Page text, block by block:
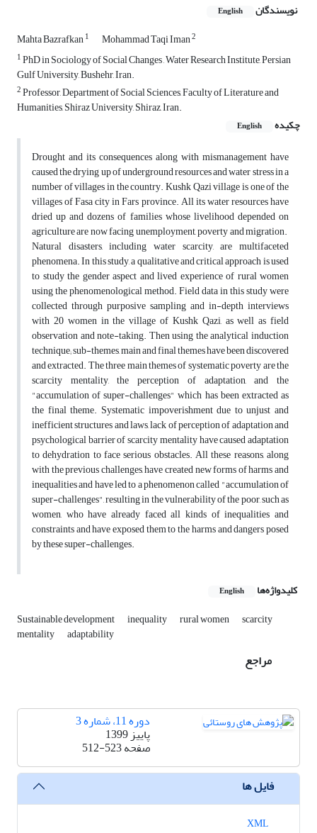
نویسندگان English
Mahta Bazrafkan1 Mohammad Taqi Iman2
1PhD in Sociology of Social Changes , Water Research Institute, Persian
Gulf University, Bushehr, Iran.
2Professor, Department of Social Sciences, Faculty of Literature and
Humanities, Shiraz University, Shiraz, Iran.
چکیده
English
Drought and its consequences along with mismanagement have
caused the drying up of underground resources and water stress in a
number of villages in the country. Kushk Qazi village is one of the
villages of Fasa city in Fars province. All its water resources have
dried up and dozens of families whose livelihood depended on
agriculture are now facing unemployment, poverty and migration.
Natural disasters, including water scarcity, are multifaceted
phenomena. In this study, a qualitative and critical approach is used
to study the gender aspect and lived experience of rural women
using the phenomenological method. Field data in this study were
collected through purposive sampling and in-depth interviews
with 20 women in the village of Kushk Qazi, as well as field
observation and note-taking. Then using the analytical induction
technique; sub-themes, main and final themes have been discovered
and extracted. The three main themes of systematic poverty are the
scarcity mentality, the perception of adaptation, and the
"accumulation of super-challenges" which has been extracted as
the final theme. Systematic impoverishment due to unjust and
inefficient structures and laws, lack of perception of adaptation and
psychological barrier of scarcity mentality have caused adaptation
to dehydration to face serious obstacles. All these reasons, along
with the previous challenges, have created new forms of harms and
inequalities and have led to a phenomenon called "accumulation of
super-challenges", resulting in the vulnerability of the poor, such as
women, who have already faced all kinds of inequalities and
constraints and have exposed them to the harms and dangers posed
by these super-challenges.
کلیدواژه‌ها English
Sustainable development inequality rural women scarcity
mentality adaptability
مراجع
دوره 11، شماره 3
پاییز 1399
صفحه512-523
فایل ها